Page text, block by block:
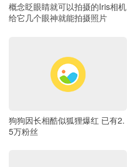
概念眨眼睛就可以拍摄的Iris相机
给它几个眼神就能拍摄照片
狗狗因长相酷似狐狸爆红 已有2.
5万粉丝